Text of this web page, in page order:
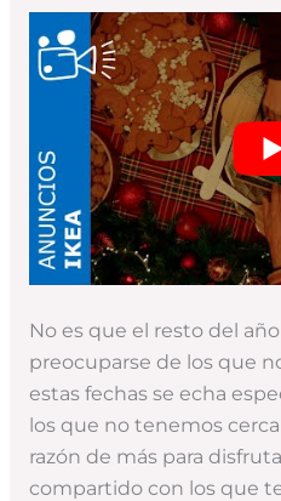
No es que el resto del
preocuparse de los que
estas fechas se echa
los que no tenemos
razón de más para
compartido con los que